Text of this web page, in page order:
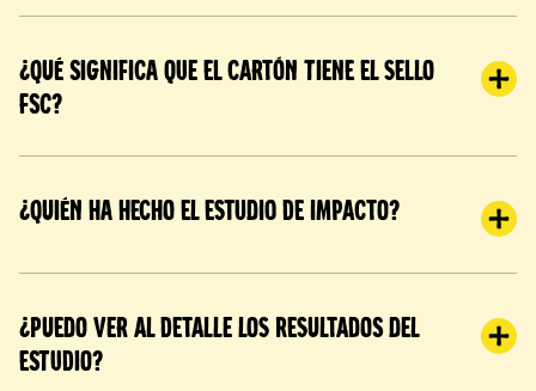
¿Qué significa que el cartón tiene el sello
FSC?
¿Quién ha hecho el estudio de impacto?
¿Puedo ver al detalle los resultados del
estudio?